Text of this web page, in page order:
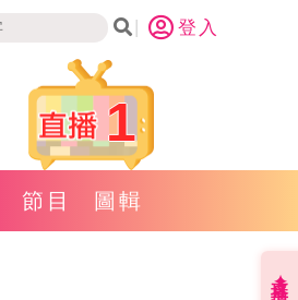
登入
1
節目 圖輯
直播✦活動